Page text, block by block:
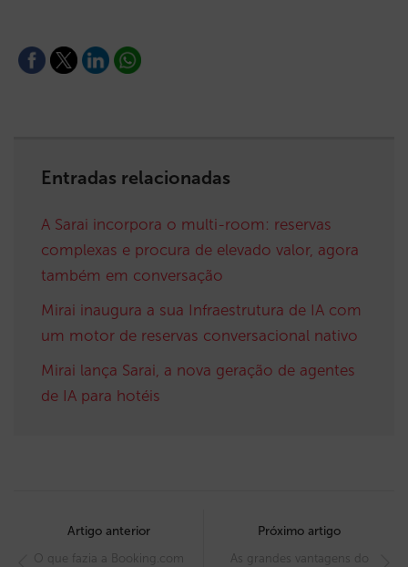
Entradas relacionadas
A Sarai incorpora o multi-room: reservas
complexas e procura de elevado valor, agora
também em conversação
Mirai inaugura a sua Infraestrutura de IA com
um motor de reservas conversacional nativo
Mirai lança Sarai, a nova geração de agentes
de IA para hotéis
navigation
Artigo anterior
O que fazia a Booking.com
Próximo artigo
As grandes vantagens do